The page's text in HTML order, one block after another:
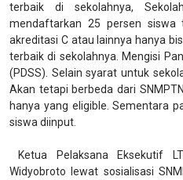
terbaik di sekolahnya,
mendaftarkan 25 persen siswa
akreditasi C atau lainnya hanya
terbaik di sekolahnya. Mengisi
(PDSS). Selain syarat untuk
Akan tetapi berbeda dari
hanya yang eligible. Sementara
siswa diinput.
Ketua Pelaksana Eksekutif
Widyobroto lewat sosialisasi